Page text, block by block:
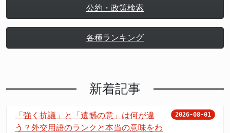
公約・政策検索
各種ランキング
新着記事
「強く抗議」と「遺憾の意」は何が違
う？外交用語のランクと本当の意味をわ
2026-08-01